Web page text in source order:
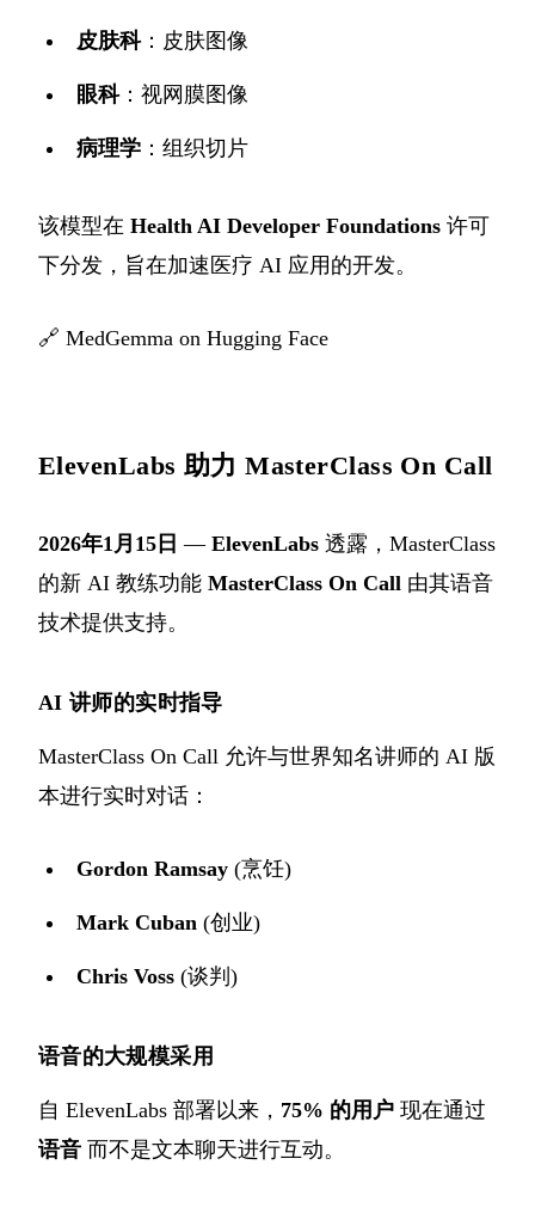
皮肤科：皮肤图像
眼科：视网膜图像
病理学 ：组织切片
该模型在 Health AI Developer Foundations 许可
下分发，旨在加速医疗 AI 应用的开发。
🔗 MedGemma on Hugging Face
ElevenLabs 助力 MasterClass On Call
2026年1月15日 — ElevenLabs 透露，MasterClass
的新 AI 教练功能 MasterClass On Call 由其语音
技术提供支持。
AI 讲师的实时指导
MasterClass On Call 允许与世界知名讲师的 AI 版
本进行实时对话：
Gordon Ramsay (烹饪)
Mark Cuban (创业)
Chris Voss (谈判)
语音的大规模采用
自 ElevenLabs 部署以来， 75% 的用户 现在通过
语音 而不是文本聊天进行互动。